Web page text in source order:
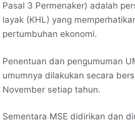
Pasal 3 Permenaker) adalah
layak (KHL) yang
pertumbuhan ekonomi.
Penentuan dan pengumuman
umumnya dilakukan secara
November setiap tahun.
Sementara MSE didirikan dan